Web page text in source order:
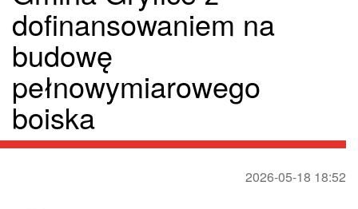
dofinansowaniem na
budowę
pełnowymiarowego
boiska
2026-05-18 18:52